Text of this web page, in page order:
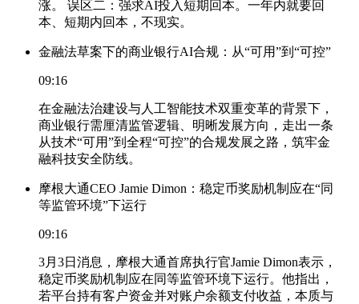
涨。 误区二：强求AI投入短期回本。一年内就要回
本、短期内回本，不现实。
金融法草案下的商业银行AI合规：从“可用”到“可控”
09:16
在金融法治建设与人工智能技术双重变革的背景下，
商业银行需厘清监管逻辑、明晰发展方向，走出一条
从技术“可用”到全程“可控”的合规发展之路，筑牢金
融科技安全防线。
摩根大通CEO Jamie Dimon：稳定币奖励机制应在“同
等监管环境”下运行
09:16
3月3日消息，摩根大通首席执行官Jamie Dimon表示，
稳定币奖励机制应在同等监管环境下运行。他指出，
若平台持有客户资金并对账户余额支付收益，本质与